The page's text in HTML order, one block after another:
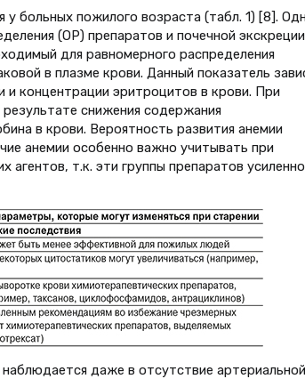
больных пожилого возраста (табл. 1) [8].
(ОР) препаратов и почечной
для равномерного распределения
в плазме крови. Данный показатель
и концентрации эритроцитов в крови. При
снижения содержания
в крови. Вероятность развития анемии
анемии особенно важно учитывать при
агентов, т.к. эти группы препаратов усиленно
даже в отсутствие артериальной